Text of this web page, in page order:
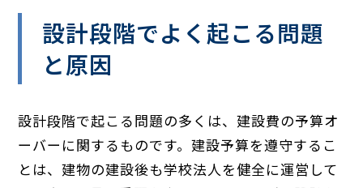
設計段階でよく起こる問題
と原因
設計段階で起こる問題の多くは、建設費の予算オ
ーバーに関するものです。建設予算を遵守するこ
とは、建物の建設後も学校法人を健全に運営して